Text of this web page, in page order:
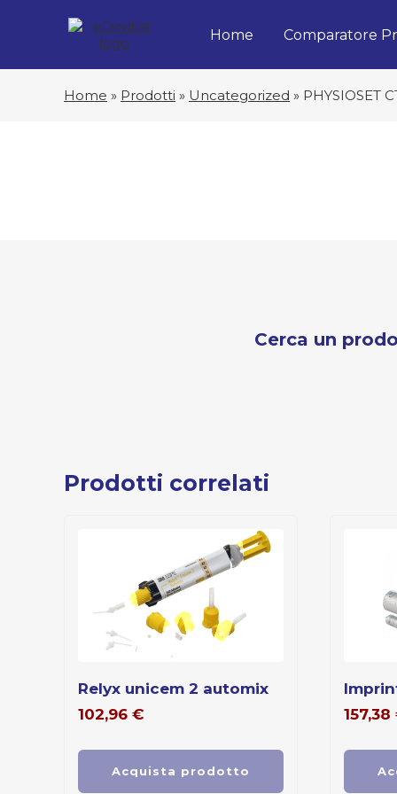
Home Comparatore
Home » Prodotti » Uncategorized » PHYSIOSET
Prodotti correlati
relyx unicem 2 automix
102,96 €
Acquista prodotto
157,38
Cerca un